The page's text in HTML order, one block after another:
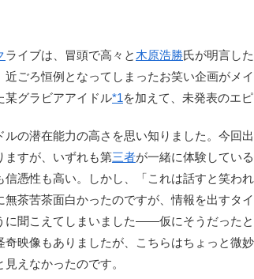
ライブは、冒頭で高々と 木原浩勝氏が明言し
ごろ恒例となってしまったお笑い企画がメ
某グラビアアイドル*1を加えて、未発表のエ
の潜在能力の高さを思い知りました。今回
ますが、いずれも第三者が一緒に体験してい
憑性も高い。しかし、「これは話すと笑わ
茶苦茶面白かったのですが、情報を出すタ
に聞こえてしまいました――仮にそうだった
奇映像もありましたが、こちらはちょっと微
えなかったのです。